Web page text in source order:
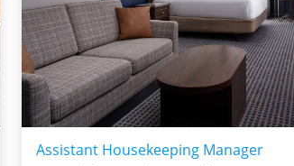
Assistant Housekeeping Manager